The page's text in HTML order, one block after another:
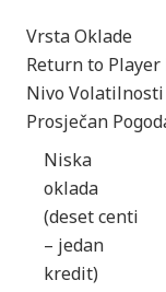
Vrsta Oklade
Return to Player
Nivo Volatilnosti
Prosječan
Niska
oklada
(deset centi
– jedan
kredit)